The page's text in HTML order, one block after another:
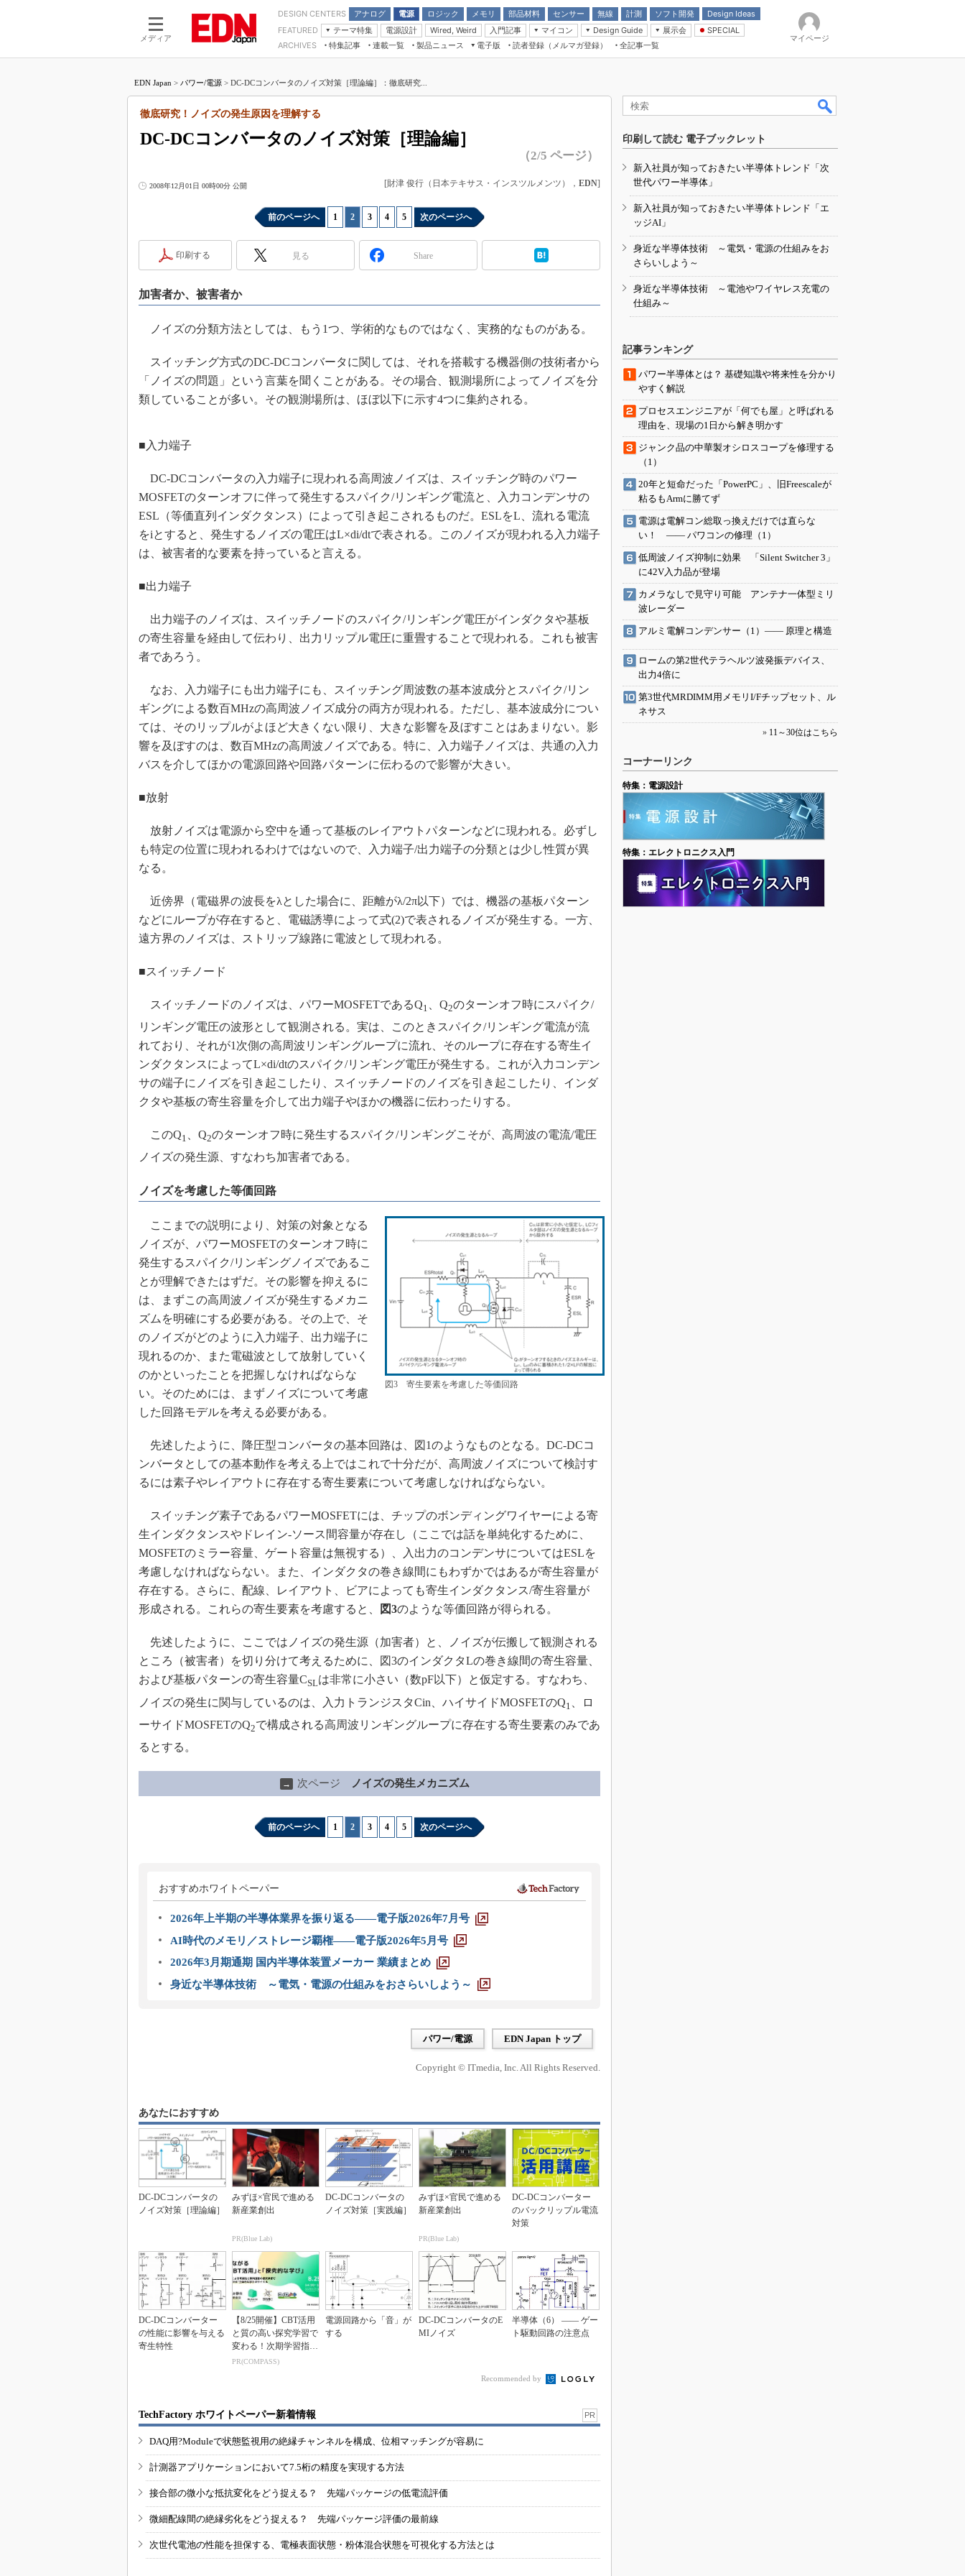
メディア
DESIGN CENTERS アナログ
電源
モーター
ロジック
LSI
メモリ
部品材料
受動部品
センサー 無線 計測 ソフト開発
Design Ideas
アナログ機能回路
計測とテスト
FEATURED
テーマ特集
つながるクルマ
エレクトロニクス入門
医療エレ（EE Times Japan）
電源設計 Wired, Weird
入門記事
モーター入門
マイコン
マイコン講座
Design Guide
計測機器
展示会
CEATEC
組込み/エッジコンピューティング展
AUTOMOTIVE WORLD
SPECIAL
Microchip情報
ARCHIVES 特集記事
連載一覧
マイクロプロセッサ懐古録
中堅技術者に贈る電子部品“徹底”活
用講座
たった2つの式で始めるDC/DCコン
バーターの設計
マイコン講座
Q&Aで学ぶマイコン講座
高速シリアル伝送技術講座
アナログ設計のきほん／ADCとノイ
「SPICEの仕組みとその活用設計」
最新記事一覧
IoT時代の無線規格を知る【Thread
編】
IoT時代の無線規格を知る【Z-Wave
製品ニュース
電子版
電子ブックレット
読者登録（メルマガ登録） 全記事一覧
マイページ
EDN Japan > パワー/電源 > DC-DCコンバータのノイズ対策［理論編］：徹底研究...
DC-DCコンバータのノイズ対策［理論編］
徹底研究！ノイズの発生原因を理解する
（2/5 ページ）
2008年12月01日 00時00分 公開 [財津 俊行（日本テキサス・インスツルメンツ）， EDN]
前のページへ 1 2 3 4 5 次のページへ
印刷する 見る Share
加害者か、被害者か
ノイズの分類方法としては、もう1つ、学術的なものではなく、実務的なものがある。
スイッチング方式のDC-DCコンバータに関しては、それを搭載する機器側の技術者から
「ノイズの問題」という言葉を聞くことがある。その場合、観測場所によってノイズを分
類していることが多い。その観測場所は、ほぼ以下に示す4つに集約される。
■入力端子
DC-DCコンバータの入力端子に現われる高周波ノイズは、スイッチング時のパワー
MOSFETのターンオフに伴って発生するスパイク/リンギング電流と、入力コンデンサの
ESL（等価直列インダクタンス）によって引き起こされるものだ。ESLをL、流れる電流
をiとすると、発生するノイズの電圧はL×di/dtで表される。このノイズが現われる入力端子
は、被害者的な要素を持っていると言える。
■出力端子
出力端子のノイズは、スイッチノードのスパイク/リンギング電圧がインダクタや基板
の寄生容量を経由して伝わり、出力リップル電圧に重畳することで現われる。これも被害
者であろう。
なお、入力端子にも出力端子にも、スイッチング周波数の基本波成分とスパイク/リン
ギングによる数百MHzの高周波ノイズ成分の両方が現われる。ただし、基本波成分につい
ては、そのリップルがよほど大きくない限り、大きな影響を及ぼすことはあまりない。影
響を及ぼすのは、数百MHzの高周波ノイズである。特に、入力端子ノイズは、共通の入力
バスを介してほかの電源回路や回路パターンに伝わるので影響が大きい。
■放射
放射ノイズは電源から空中を通って基板のレイアウトパターンなどに現われる。必ずし
も特定の位置に現われるわけではないので、入力端子/出力端子の分類とは少し性質が異
なる。
近傍界（電磁界の波長をλとした場合に、距離がλ/2π以下）では、機器の基板パターン
などにループが存在すると、電磁誘導によって式(2)で表されるノイズが発生する。一方、
遠方界のノイズは、ストリップ線路に電波として現われる。
■スイッチノード
スイッチノードのノイズは、パワーMOSFETであるQ1 、Q2のターンオフ時にスパイク/
リンギング電圧の波形として観測される。実は、このときスパイク/リンギング電流が流
れており、それが1次側の高周波リンギングループに流れ、そのループに存在する寄生イ
ンダクタンスによってL×di/dtのスパイク/リンギング電圧が発生する。これが入力コンデン
サの端子にノイズを引き起こしたり、スイッチノードのノイズを引き起こしたり、インダ
クタや基板の寄生容量を介して出力端子やほかの機器に伝わったりする。
このQ1 、Q2のターンオフ時に発生するスパイク/リンギングこそが、高周波の電流/電圧
ノイズの発生源、すなわち加害者である。
ノイズを考慮した等価回路
図3 寄生要素を考慮した等価回路
ここまでの説明により、対策の対象となる
ノイズが、パワーMOSFETのターンオフ時に
発生するスパイク/リンギングノイズであるこ
とが理解できたはずだ。その影響を抑えるに
は、まずこの高周波ノイズが発生するメカニ
ズムを明確にする必要がある。その上で、そ
のノイズがどのように入力端子、出力端子に
現れるのか、また電磁波として放射していく
のかといったことを把握しなければならな
い。そのためには、まずノイズについて考慮
した回路モデルを考える必要がある。
先述したように、降圧型コンバータの基本回路は、図1のようなものとなる。DC-DCコ
ンバータとしての基本動作を考える上ではこれで十分だが、高周波ノイズについて検討す
るには素子やレイアウトに存在する寄生要素について考慮しなければならない。
スイッチング素子であるパワーMOSFETには、チップのボンディングワイヤーによる寄
生インダクタンスやドレイン‐ソース間容量が存在し（ここでは話を単純化するために、
MOSFETのミラー容量、ゲート容量は無視する）、入出力のコンデンサについてはESLを
考慮しなければならない。また、インダクタの巻き線間にもわずかではあるが寄生容量が
存在する。さらに、配線、レイアウト、ビアによっても寄生インダクタンス/寄生容量が
形成される。これらの寄生要素を考慮すると、
図3のような等価回路が得られる。
先述したように、ここではノイズの発生源（加害者）と、ノイズが伝搬して観測される
ところ（被害者）を切り分けて考えるために、図3のインダクタLの巻き線間の寄生容量、
および基板パターンの寄生容量CSLは非常に小さい（数pF以下）と仮定する。すなわち、
ノイズの発生に関与しているのは、入力トランジスタCin、ハイサイドMOSFETのQ1
、ロ
ーサイドMOSFETのQ2で構成される高周波リンギングループに存在する寄生要素のみであ
るとする。
→ 次ページ ノイズの発生メカニズム
前のページへ 1 2 3 4 5 次のページへ
おすすめホワイトペーパー
2026年上半期の半導体業界を振り返る――電子版2026年7月号
AI時代のメモリ／ストレージ覇権――電子版2026年5月号
2026年3月期通期 国内半導体装置メーカー 業績まとめ
身近な半導体技術 ～電気・電源の仕組みをおさらいしよう～
パワー/電源 EDN Japan トップ
Copyright © ITmedia, Inc. All Rights Reserved.
あなたにおすすめ
DC-DCコンバータの
ノイズ対策［理論編］
みずほ×官民で進める
新産業創出
PR(Blue Lab)
DC-DCコンバータの
ノイズ対策［実践編］
みずほ×官民で進める
新産業創出
PR(Blue Lab)
DC-DCコンバーター
のバックリップル電流
対策
DC-DCコンバーター
の性能に影響を与える
寄生特性
【8/25開催】CBT活用
と質の高い探究学習で
変わる！次期学習指導
要領を見据えた...
PR(COMPASS)
電源回路から「音」が
する
DC-DCコンバータのE
MIノイズ
半導体（6） ―― ゲー
ト駆動回路の注意点
Recommended by
TechFactory ホワイトペーパー新着情報 PR
DAQ用?Moduleで状態監視用の絶縁チャンネルを構成、位相マッチングが容易に
計測器アプリケーションにおいて7.5桁の精度を実現する方法
接合部の微小な抵抗変化をどう捉える？ 先端パッケージの低電流評価
微細配線間の絶縁劣化をどう捉える？ 先端パッケージ評価の最前線
次世代電池の性能を担保する、電極表面状態・粉体混合状態を可視化する方法とは
印刷して読む 電子ブックレット
新入社員が知っておきたい半導体トレンド「次
世代パワー半導体」
新入社員が知っておきたい半導体トレンド「エ
ッジAI」
身近な半導体技術 ～電気・電源の仕組みをお
さらいしよう～
身近な半導体技術 ～電池やワイヤレス充電の
仕組み～
記事ランキング
パワー半導体とは？ 基礎知識や将来性を分かり
やすく解説
プロセスエンジニアが「何でも屋」と呼ばれる
理由を、現場の1日から解き明かす
ジャンク品の中華製オシロスコープを修理する
（1）
20年と短命だった「PowerPC」、旧Freescaleが
粘るもArmに勝てず
電源は電解コン総取っ換えだけでは直らな
い！ ―― パワコンの修理（1）
低周波ノイズ抑制に効果 「Silent Switcher 3」
に42V入力品が登場
カメラなしで見守り可能 アンテナ一体型ミリ
波レーダー
アルミ電解コンデンサー（1）―― 原理と構造
ロームの第2世代テラヘルツ波発振デバイス、
出力4倍に
第3世代MRDIMM用メモリI/Fチップセット、ル
ネサス
» 11～30位はこちら
コーナーリンク
特集：電源設計
特集：エレクトロニクス入門